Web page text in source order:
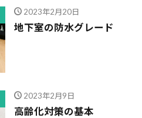
2023年2月20日
地下室の防水グレード
2023年2月9日
高齢化対策の基本